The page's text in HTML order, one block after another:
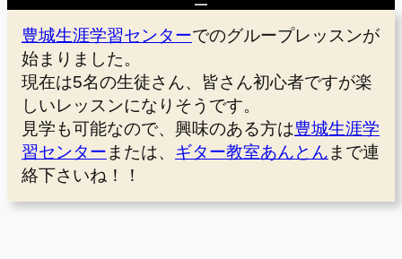
豊城生涯学習センターでのグループレッスンが
始まりました。
現在は5名の生徒さん、皆さん初心者ですが楽
しいレッスンになりそうです。
見学も可能なので、興味のある方は豊城生涯学
習センター または、 ギター教室あんとん まで連
絡下さいね！！